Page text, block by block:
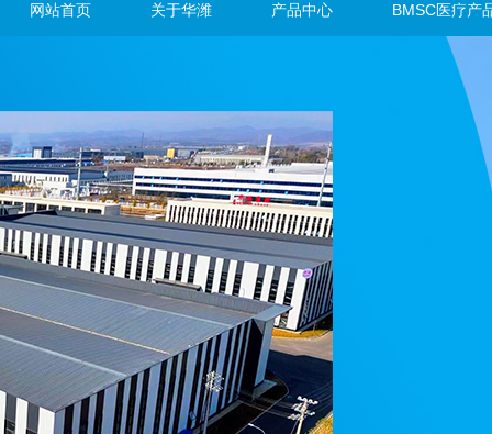
网站首页 关于华潍 产品中心 BMSC医疗产